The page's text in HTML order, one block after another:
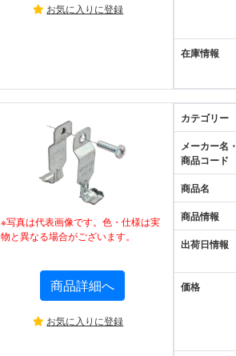
お気に入りに登録
在庫情報
※写真は代表画像です。色・仕様は実
物と異なる場合がございます。
商品詳細へ
お気に入りに登録
カテゴリー
メーカー名・
商品コード
商品名
商品情報
出荷日情報
価格